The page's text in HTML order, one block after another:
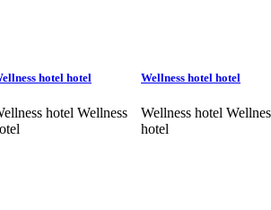
hotel hotel
hotel Wellness
Wellness hotel hotel
Wellness hotel
hotel